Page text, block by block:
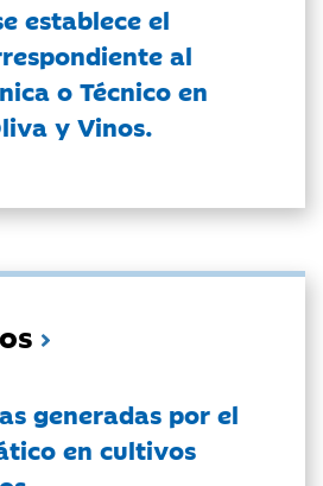
establece el
al
o Técnico en
y Vinos.
generadas por el
en cultivos